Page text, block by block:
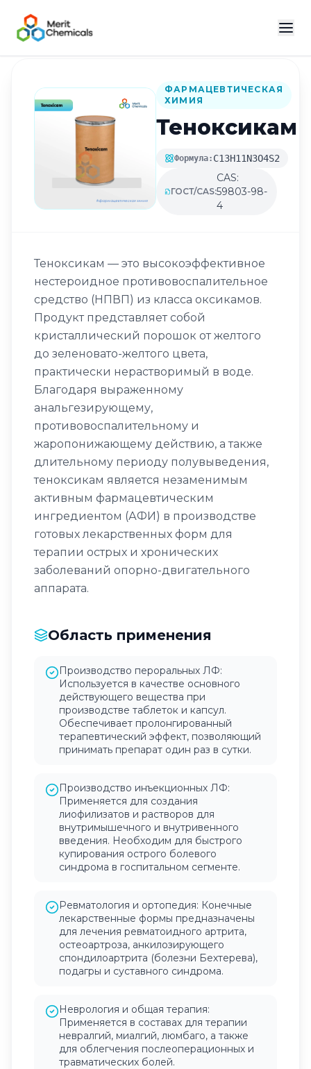
Назад в каталог
ФАРМАЦЕВТИЧЕСКАЯ
ХИМИЯ
Теноксикам
Формула: C13H11N3O4S2
ГОСТ/CAS:
CAS:
59803-98-
4
Теноксикам — это высокоэффективное
нестероидное противовоспалительное
средство (НПВП) из класса оксикамов.
Продукт представляет собой
кристаллический порошок от желтого
до зеленовато-желтого цвета,
практически нерастворимый в воде.
Благодаря выраженному
анальгезирующему,
противовоспалительному и
жаропонижающему действию, а также
длительному периоду полувыведения,
теноксикам является незаменимым
активным фармацевтическим
ингредиентом (АФИ) в производстве
готовых лекарственных форм для
терапии острых и хронических
заболеваний опорно-двигательного
аппарата.
Область применения
Производство пероральных ЛФ:
Используется в качестве основного
действующего вещества при
производстве таблеток и капсул.
Обеспечивает пролонгированный
терапевтический эффект, позволяющий
принимать препарат один раз в сутки.
Производство инъекционных ЛФ:
Применяется для создания
лиофилизатов и растворов для
внутримышечного и внутривенного
введения. Необходим для быстрого
купирования острого болевого
синдрома в госпитальном сегменте.
Ревматология и ортопедия: Конечные
лекарственные формы предназначены
для лечения ревматоидного артрита,
остеоартроза, анкилозирующего
спондилоартрита (болезни Бехтерева),
подагры и суставного синдрома.
Неврология и общая терапия:
Применяется в составах для терапии
невралгий, миалгий, люмбаго, а также
для облегчения послеоперационных и
травматических болей.